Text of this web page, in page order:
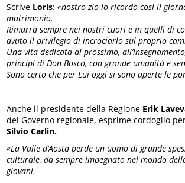
Scrive Loris:«nostro zio lo ricordo così il
matrimonio.
Rimarrà sempre nei nostri cuori e in quelli di
avuto il privilegio di incrociarlo sul proprio
Una vita dedicata al prossimo,
princìpi di Don Bosco, con grande umanità e
Sono certo che per Lui oggi si sono aperte le
Anche il presidente della Regione Erik
del Governo regionale, esprime cordoglio
Silvio Carlin.
«La Valle d’Aosta perde un uomo di grande
culturale, da sempre impegnato nel mondo
giovani.